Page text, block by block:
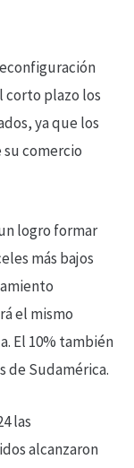
corto plazo los
ya que los
comercio
logro formar
más bajos
el mismo
El 10% también
de Sudamérica.
las
alcanzaron